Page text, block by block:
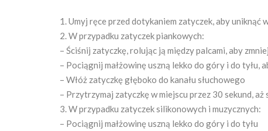
1. Umyj ręce przed dotykaniem zatyczek, aby uniknąć
2. W przypadku zatyczek piankowych:
– Ściśnij zatyczkę, rolując ją między palcami, aby
– Pociągnij małżowinę uszną lekko do góry i do tyłu,
– Włóż zatyczkę głęboko do kanału słuchowego
– Przytrzymaj zatyczkę w miejscu przez 30 sekund, aż
3. W przypadku zatyczek silikonowych i muzycznych:
– Pociągnij małżowinę uszną lekko do góry i do tyłu